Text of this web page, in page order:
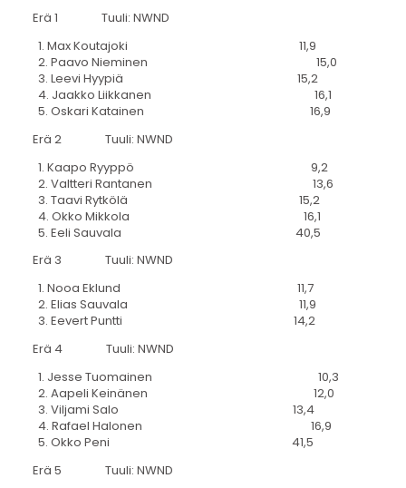
Erä 1 Tuuli: NWND
1. Max Koutajoki 11,9
2. Paavo Nieminen 15,0
3. Leevi Hyypiä 15,2
4. Jaakko Liikkanen 16,1
5. Oskari Katainen 16,9
Erä 2 Tuuli: NWND
1. Kaapo Ryyppö 9,2
2. Valtteri Rantanen 13,6
3. Taavi Rytkölä 15,2
4. Okko Mikkola 16,1
5. Eeli Sauvala 40,5
Erä 3 Tuuli: NWND
1. Nooa Eklund 11,7
2. Elias Sauvala 11,9
3. Eevert Puntti 14,2
Erä 4 Tuuli: NWND
1. Jesse Tuomainen 10,3
2. Aapeli Keinänen 12,0
3. Viljami Salo 13,4
4. Rafael Halonen 16,9
5. Okko Peni 41,5
Erä 5 Tuuli: NWND